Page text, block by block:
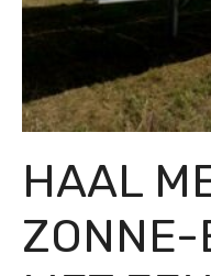
HAAL
ZONNE-